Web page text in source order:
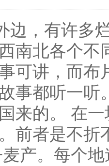
边，有许多
南北各个
可讲，而布
事都听一听
来的。 在
前者是不折
产。每个